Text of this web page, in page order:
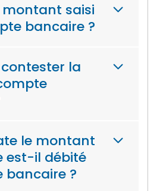
montant saisi
bancaire ?
la
le montant
est-il débité
bancaire ?